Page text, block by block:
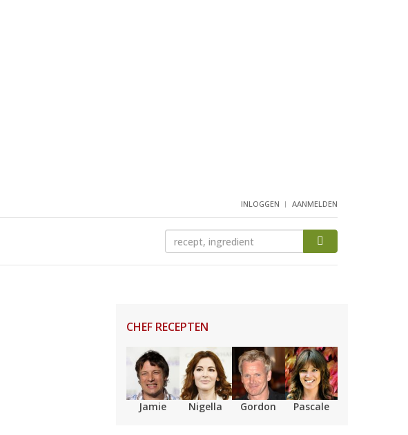
INLOGGEN AANMELDEN
CHEF RECEPTEN
Jamie Nigella Gordon Pascale